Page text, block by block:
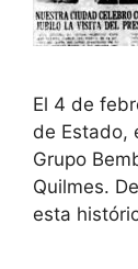
El 4 de
de Estado,
Grupo
Quilmes.
esta